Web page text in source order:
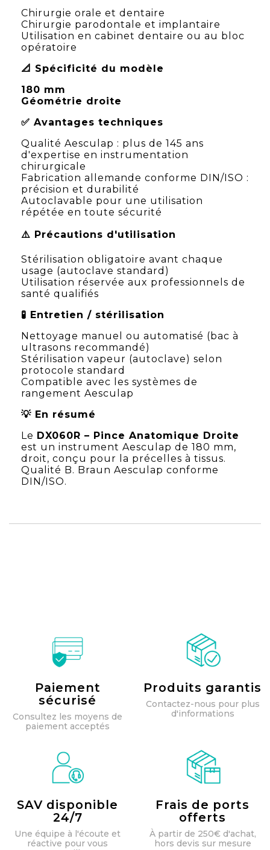
Chirurgie orale et dentaire
Chirurgie parodontale et implantaire
Utilisation en cabinet dentaire ou au bloc
opératoire
📐 Spécificité du modèle
180 mm
Géométrie droite
✅ Avantages techniques
Qualité Aesculap : plus de 145 ans
d'expertise en instrumentation
chirurgicale
Fabrication allemande conforme DIN/ISO :
précision et durabilité
Autoclavable pour une utilisation
répétée en toute sécurité
⚠️ Précautions d'utilisation
Stérilisation obligatoire avant chaque
usage (autoclave standard)
Utilisation réservée aux professionnels de
santé qualifiés
🧪 Entretien / stérilisation
Nettoyage manuel ou automatisé (bac à
ultrasons recommandé)
Stérilisation vapeur (autoclave) selon
protocole standard
Compatible avec les systèmes de
rangement Aesculap
💡 En résumé
Le DX060R – Pince Anatomique Droite
est un instrument Aesculap de 180 mm,
droit, conçu pour la précelles à tissus.
Qualité B. Braun Aesculap conforme
DIN/ISO.
Paiement
sécurisé
Consultez les moyens de
paiement acceptés
Produits garantis
Contactez-nous pour plus
d'informations
SAV disponible
24/7
Une équipe à l'écoute et
réactive pour vous
Frais de ports
offerts
À partir de 250€ d'achat,
hors devis sur mesure